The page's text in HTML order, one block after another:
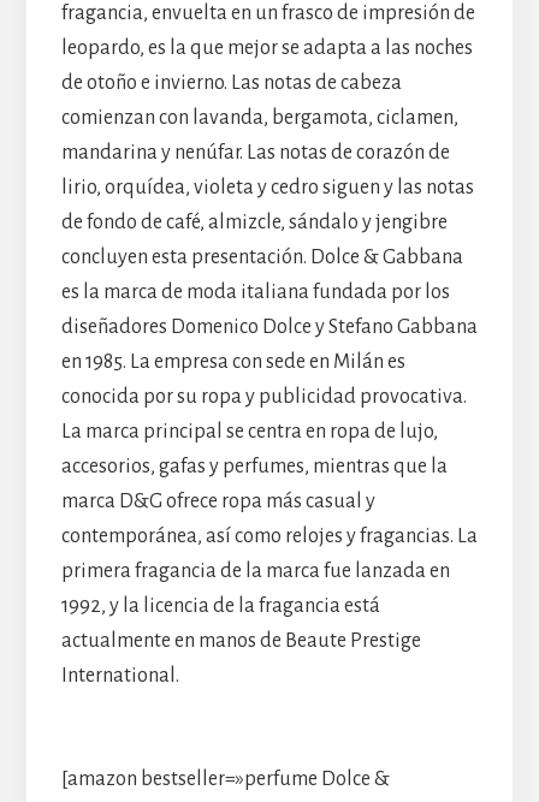
fragancia, envuelta en un frasco de impresión de
leopardo, es la que mejor se adapta a las noches
de otoño e invierno. Las notas de cabeza
comienzan con lavanda, bergamota, ciclamen,
mandarina y nenúfar. Las notas de corazón de
lirio, orquídea, violeta y cedro siguen y las notas
de fondo de café, almizcle, sándalo y jengibre
concluyen esta presentación. Dolce & Gabbana
es la marca de moda italiana fundada por los
diseñadores Domenico Dolce y Stefano Gabbana
en 1985. La empresa con sede en Milán es
conocida por su ropa y publicidad provocativa.
La marca principal se centra en ropa de lujo,
accesorios, gafas y perfumes, mientras que la
marca D&G ofrece ropa más casual y
contemporánea, así como relojes y fragancias. La
primera fragancia de la marca fue lanzada en
1992, y la licencia de la fragancia está
actualmente en manos de Beaute Prestige
International.
[amazon bestseller=»perfume Dolce &